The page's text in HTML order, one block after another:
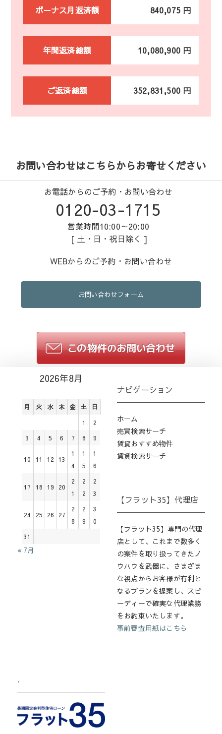
ボーナス月返済額 840,075 円
年間返済総額 10,080,900 円
ご返済総額 352,831,500 円
お問い合わせはこちらからお寄せください
お電話からのご予約・お問い合わせ
0120-03-1715
営業時間10:00～20:00
[ 土・日・祝日除く ]
WEBからのご予約・お問い合わせ
お問い合わせフォーム
2026年8月
月 火 水 木 金 土 日
1
2
3
4 5 6 7 8 9
10 11 12 13
1
4
1
5
1
6
17 18 19 20
2
1
2
2
2
3
24 25 26 27
2
8
2
9
3
0
31
« 7月
ナビゲーション
ホーム
売買検索サーチ
賃貸おすすめ物件
賃貸検索サーチ
【フラット35】代理店
【フラット35】専門の代理
店として、これまで数多く
の案件を取り扱ってきたノ
ウハウを武器に、さまざま
な視点からお客様が有利と
なるプランを提案し、スピ
ーディーで確実な代理業務
をお約束いたします。
事前審査用紙はこちら
.